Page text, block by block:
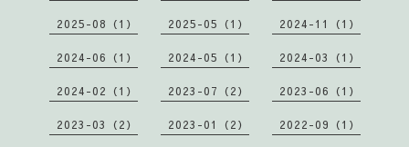
2025-08（1） 2025-05（1） 2024-11（1）
2024-06（1） 2024-05（1） 2024-03（1）
2024-02（1） 2023-07（2） 2023-06（1）
2023-03（2） 2023-01（2） 2022-09（1）